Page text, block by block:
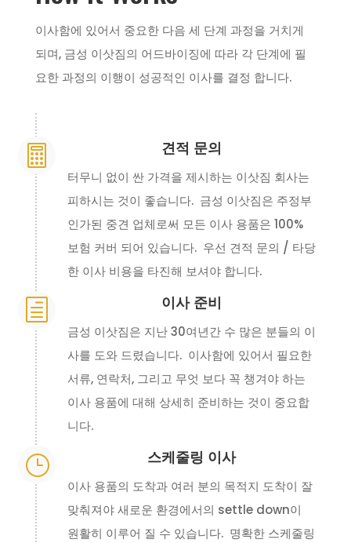
이사함에 있어서 중요한 다음 세 단계 과정을 거치게
되며, 금성 이삿짐의 어드바이징에 따라 각 단계에 필
요한 과정의 이행이 성공적인 이사를 결정 합니다.
 견적 문의
터무니 없이 싼 가격을 제시하는 이삿짐 회사는
피하시는 것이 좋습니다. 금성 이삿짐은 주정부
인가된 중견 업체로써 모든 이사 용품은 100%
보험 커버 되어 있습니다. 우선 견적 문의 / 타당
한 이사 비용을 타진해 보셔야 합니다.
h 이사 준비
금성 이삿짐은 지난 30여년간 수 많은 분들의 이
사를 도와 드렸습니다. 이사함에 있어서 필요한
서류, 연락처, 그리고 무엇 보다 꼭 챙겨야 하는
이사 용품에 대해 상세히 준비하는 것이 중요합
니다.
} 스케줄링 이사
이사 용품의 도착과 여러 분의 목적지 도착이 잘
맞춰져야 새로운 환경에서의 settle down이
원활히 이루어 질 수 있습니다. 명확한 스케줄링